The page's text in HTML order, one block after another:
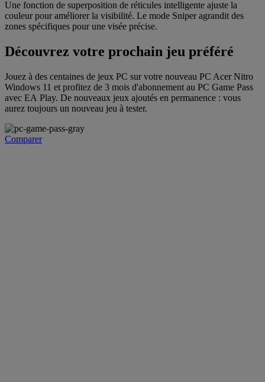
Une fonction de superposition de réticules intelligente ajuste la
couleur pour améliorer la visibilité. Le mode Sniper agrandit des
zones spécifiques pour une visée précise.
Découvrez votre prochain jeu préféré
Jouez à des centaines de jeux PC sur votre nouveau PC Acer Nitro
Windows 11 et profitez de 3 mois d'abonnement au PC Game Pass
avec EA Play. De nouveaux jeux ajoutés en permanence : vous
aurez toujours un nouveau jeu à tester.
Comparer